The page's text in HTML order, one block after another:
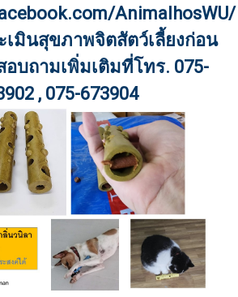
AnimalhosWU/
เมินสุขภาพจิตสัตว์เลี้ยงก่อน
บถามเพิ่มเติมที่โทร. 075-
, 075-673904